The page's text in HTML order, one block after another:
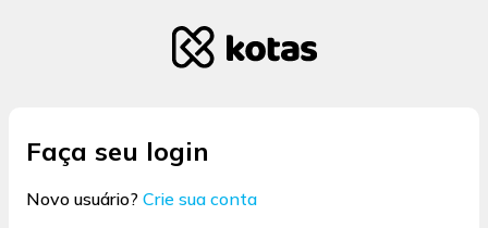
Faça seu login
Novo usuário? Crie sua conta